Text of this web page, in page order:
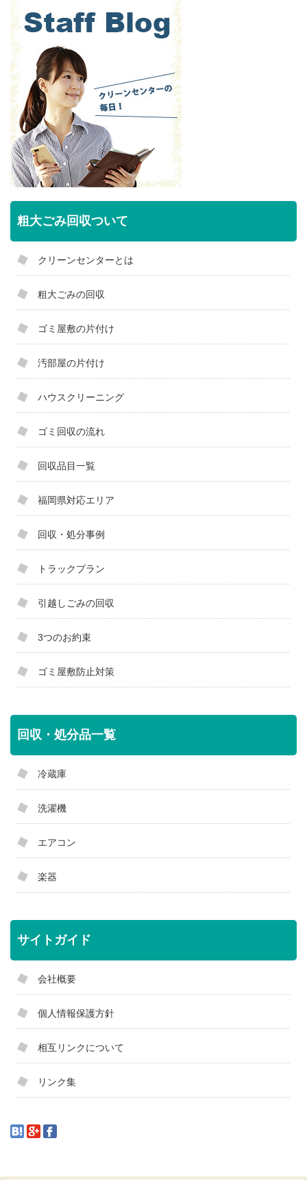
粗大ごみ回収ついて
クリーンセンターとは
粗大ごみの回収
ゴミ屋敷の片付け
汚部屋の片付け
ハウスクリーニング
ゴミ回収の流れ
回収品目一覧
福岡県対応エリア
回収・処分事例
トラックプラン
引越しごみの回収
3つのお約束
ゴミ屋敷防止対策
回収・処分品一覧
冷蔵庫
洗濯機
エアコン
楽器
サイトガイド
会社概要
個人情報保護方針
相互リンクについて
リンク集